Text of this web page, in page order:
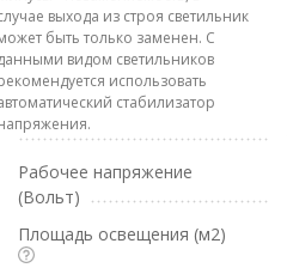
выхода из строя светильник
быть только заменен. С
видом светильников
использовать
стабилизатор
Рабочее напряжение
(Вольт)
Площадь освещения (м2)